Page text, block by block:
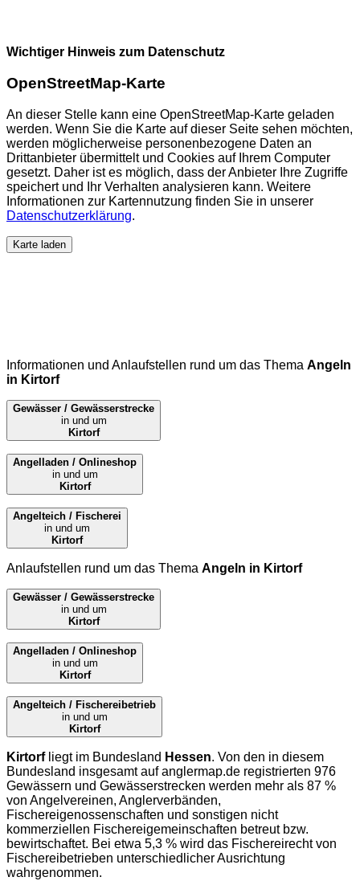
Wichtiger Hinweis zum Datenschutz
OpenStreetMap-Karte
An dieser Stelle kann eine OpenStreetMap-Karte geladen
werden. Wenn Sie die Karte auf dieser Seite sehen möchten,
werden möglicherweise personenbezogene Daten an
Drittanbieter übermittelt und Cookies auf Ihrem Computer
gesetzt. Daher ist es möglich, dass der Anbieter Ihre Zugriffe
speichert und Ihr Verhalten analysieren kann. Weitere
Informationen zur Kartennutzung finden Sie in unserer
Datenschutzerklärung.
Karte laden
Informationen und Anlaufstellen rund um das Thema Angeln
in Kirtorf
Gewässer / Gewässerstrecke
in und um
Kirtorf
Angelladen / Onlineshop
in und um
Kirtorf
Angelteich / Fischerei
in und um
Kirtorf
Anlaufstellen rund um das Thema Angeln in Kirtorf
Gewässer / Gewässerstrecke
in und um
Kirtorf
Angelladen / Onlineshop
in und um
Kirtorf
Angelteich / Fischereibetrieb
in und um
Kirtorf
Kirtorfliegt im Bundesland Hessen. Von den in diesem
Bundesland insgesamt aufanglermap.de registrierten 976
Gewässern und Gewässerstrecken werden mehr als 87 %
von Angelvereinen, Anglerverbänden,
Fischereigenossenschaften und sonstigen nicht
kommerziellen Fischereigemeinschaften betreut bzw.
bewirtschaftet. Bei etwa 5,3 % wird das Fischereirecht von
Fischereibetrieben unterschiedlicher Ausrichtung
wahrgenommen.